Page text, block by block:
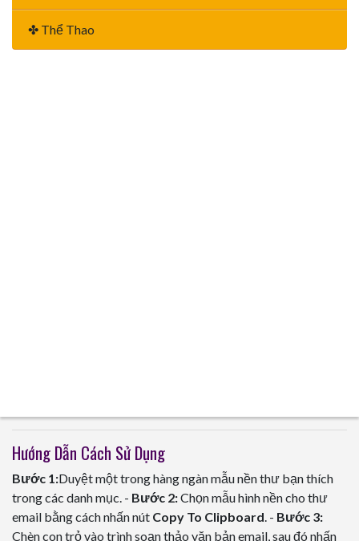
✤ Thể Thao
Hướng Dẫn Cách Sử Dụng
Bước 1:Duyệt một trong hàng ngàn mẫu nền thư bạn thích
trong các danh mục. - Bước 2:Chọn mẫu hình nền cho thư
email bằng cách nhấn nút Copy To Clipboard. - Bước 3:
Chèn con trỏ vào trình soạn thảo văn bản email, sau đó nhấn